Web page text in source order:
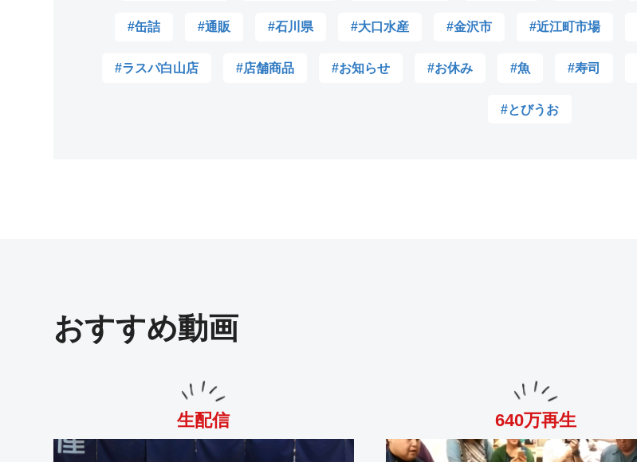
#缶詰 #通販 #石川県 #大口水産 #金沢市 #近江町市場
#ラスパ白山店 #店舗商品 #お知らせ #お休み #魚 #寿司
#とびうお
おすすめ動画
生配信 640万再生